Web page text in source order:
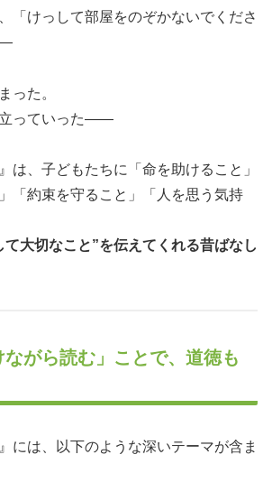
「けっして部屋をのぞかないでくださ
った。
立っていった――
は、子どもたちに「命を助けること」
「約束を守ること」「人を思う気持
て大切なこと”を伝えてくれる昔ばなし
がら読む」ことで、道徳も
には、以下のような深いテーマが含ま